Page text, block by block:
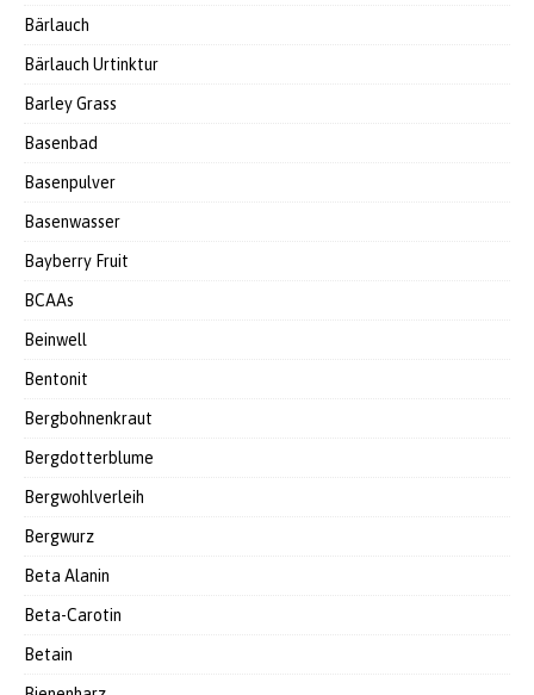
Bärlauch
Bärlauch Urtinktur
Barley Grass
Basenbad
Basenpulver
Basenwasser
Bayberry Fruit
BCAAs
Beinwell
Bentonit
Bergbohnenkraut
Bergdotterblume
Bergwohlverleih
Bergwurz
Beta Alanin
Beta-Carotin
Betain